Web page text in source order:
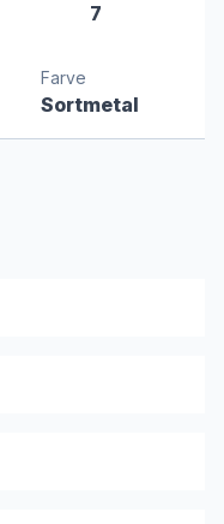
7
Farve
Sortmetal